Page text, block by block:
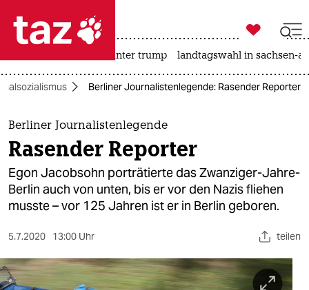
 taz zahl ich
taz zahl ich
themen
politik
öko
sport

taz zahl ich
usa unter trump landtagswahl in sachsen-
Berliner Journalistenlegende: Rasender Reporter
Berliner Journalistenlegende
Rasender Reporter
Egon Jacobsohn porträtierte das Zwanziger-Jahre-
Berlin auch von unten, bis er vor den Nazis fliehen
musste – vor 125 Jahren ist er in Berlin geboren.
5.7.2020 13:00 Uhr teilen